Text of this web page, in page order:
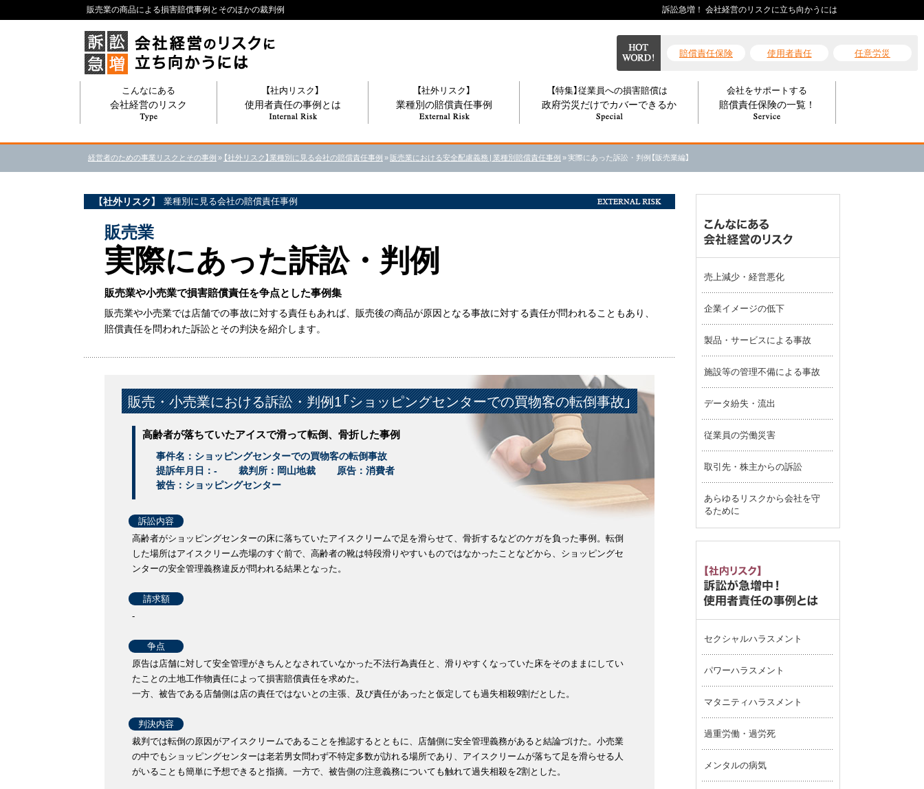
販売業の商品による損害賠償事例とそのほかの裁判例 訴訟急増！ 会社経営のリスクに立ち向かうには
賠償責任保険 使用者責任 任意労災
こんなにある
会社経営のリスク
【社内リスク】
使用者責任の事例とは
【社外リスク】
業種別の賠償責任事例
【特集】従業員への損害賠償は
政府労災だけでカバーできるか
会社をサポートする
賠償責任保険の一覧！
経営者のための事業リスクとその事例» 【社外リスク】業種別に見る会社の賠償責任事例»販売業における安全配慮義務 | 業種別賠償責任事例»実際にあった訴訟・判例【販売業編】
【社外リスク】 業種別に見る会社の賠償責任事例
販売業
実際にあった訴訟・判例
販売業や小売業で損害賠償責任を争点とした事例集
販売業や小売業では店舗での事故に対する責任もあれば、販売後の商品が原因となる事故に対する責任が問われることもあり、
賠償責任を問われた訴訟とその判決を紹介します。
販売・小売業における訴訟・判例1「ショッピングセンターでの買物客の転倒事故」
高齢者が落ちていたアイスで滑って転倒、骨折した事例
事件名：ショッピングセンターでの買物客の転倒事故
提訴年月日：-
裁判所：岡山地裁
原告：消費者
被告：ショッピングセンター
訴訟内容
高齢者がショッピングセンターの床に落ちていたアイスクリームで足を滑らせて、骨折するなどのケガを負った事例。転倒
した場所はアイスクリーム売場のすぐ前で、高齢者の靴は特段滑りやすいものではなかったことなどから、ショッピングセ
ンターの安全管理義務違反が問われる結果となった。
請求額
-
争点
原告は店舗に対して安全管理がきちんとなされていなかった不法行為責任と、滑りやすくなっていた床をそのままにしてい
たことの土地工作物責任によって損害賠償責任を求めた。
一方、被告である店舗側は店の責任ではないとの主張、及び責任があったと仮定しても過失相殺9割だとした。
判決内容
裁判では転倒の原因がアイスクリームであることを推認するとともに、店舗側に安全管理義務があると結論づけた。小売業
の中でもショッピングセンターは老若男女問わず不特定多数が訪れる場所であり、アイスクリームが落ちて足を滑らせる人
がいることも簡単に予想できると指摘。一方で、被告側の注意義務についても触れて過失相殺を2割とした。
売上減少・経営悪化
企業イメージの低下
製品・サービスによる事故
施設等の管理不備による事故
データ紛失・流出
従業員の労働災害
取引先・株主からの訴訟
あらゆるリスクから会社を守
るために
セクシャルハラスメント
パワーハラスメント
マタニティハラスメント
過重労働・過労死
メンタルの病気